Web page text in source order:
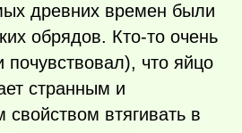
древних времен были
обрядов. Кто-то очень
что яйцо
странным и
втягивать в